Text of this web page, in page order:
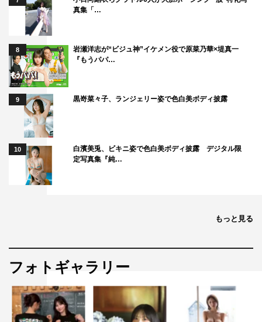
横浜流星
真集「…
8
岩瀬洋志が“ビジュ神”イケメン役で原菜乃華×堤真一
『もうパパ…
9 黒嵜菜々子、ランジェリー姿で色白美ボディ披露
10
白濱美兎、ビキニ姿で色白美ボディ披露 デジタル限
定写真集『純…
もっと見る
フォトギャラリー